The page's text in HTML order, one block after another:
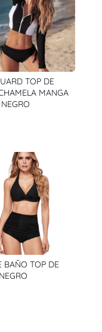
TOP DE
MANGA
BAÑO TOP DE